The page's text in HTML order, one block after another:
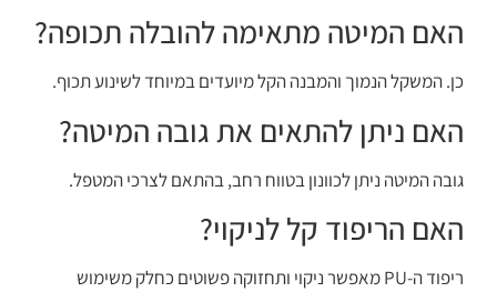
האם המיטה מתאימה להובלה תכופה?
כן. המשקל הנמוך והמבנה הקל מיועדים במיוחד לשינוע תכוף.
האם ניתן להתאים את גובה המיטה?
גובה המיטה ניתן לכוונון בטווח רחב, בהתאם לצרכי המטפל.
האם הריפוד קל לניקוי?
ריפוד ה-PU מאפשר ניקוי ותחזוקה פשוטים כחלק משימוש